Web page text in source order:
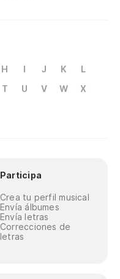
H I J K
L
T U V W
X
Participa
Crea tu perfil musical
Envía álbumes
Envía letras
Correcciones de
letras